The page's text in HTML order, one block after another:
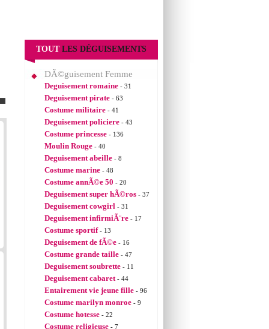
TOUT LES DÉGUISEMENTS
DÃ©guisement Femme
Deguisement romaine - 31
Deguisement pirate - 63
Costume militaire - 41
Deguisement policiere - 43
Costume princesse - 136
Moulin Rouge - 40
Deguisement abeille - 8
Costume marine - 48
Costume annÃ©e 50 - 20
Deguisement super hÃ©ros - 37
Deguisement cowgirl - 31
Deguisement infirmiÃ¨re - 17
Costume sportif- 13
Deguisement de fÃ©e - 16
Costume grande taille - 47
Deguisement soubrette - 11
Deguisement cabaret - 44
Entairement vie jeune fille - 96
Costume marilyn monroe - 9
Costume hotesse - 22
Costume religieuse - 7